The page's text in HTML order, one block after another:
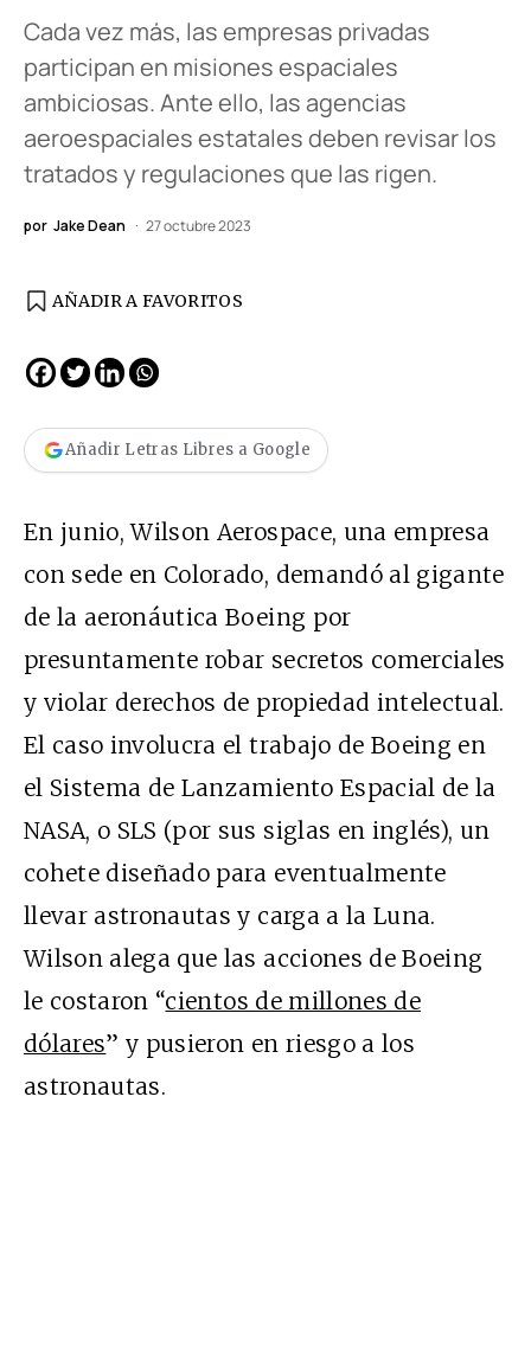
Cada vez más, las empresas privadas
participan en misiones espaciales
ambiciosas. Ante ello, las agencias
aeroespaciales estatales deben revisar los
tratados y regulaciones que las rigen.
por Jake Dean 27 octubre 2023
AÑADIR A FAVORITOS
Añadir Letras Libres a Google
En junio, Wilson Aerospace, una empresa
con sede en Colorado, demandó al gigante
de la aeronáutica Boeing por
presuntamente robar secretos comerciales
y violar derechos de propiedad intelectual.
El caso involucra el trabajo de Boeing en
el Sistema de Lanzamiento Espacial de la
NASA, o SLS (por sus siglas en inglés), un
cohete diseñado para eventualmente
llevar astronautas y carga a la Luna.
Wilson alega que las acciones de Boeing
le costaron “cientos de millones de
dólares” y pusieron en riesgo a los
astronautas.